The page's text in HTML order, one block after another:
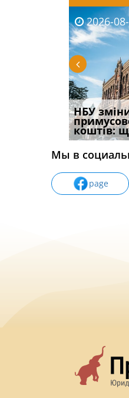
2026-
НБУ
коштів:
Водії
Мы в
page